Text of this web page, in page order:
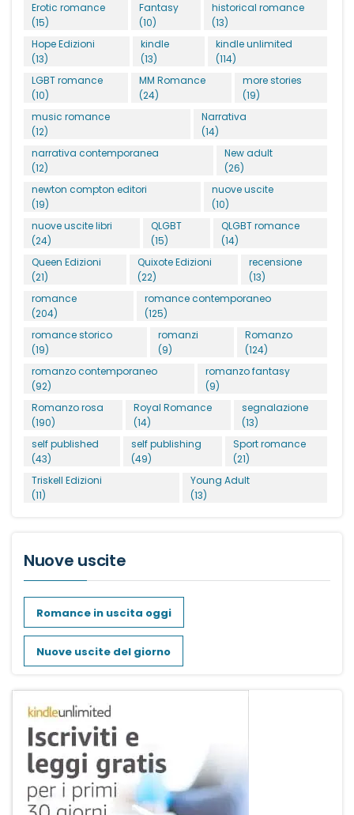
Erotic romance
(15)
Fantasy
(10)
historical romance
(13)
Hope Edizioni
(13)
kindle
(13)
kindle unlimited
(114)
LGBT romance
(10)
MM Romance
(24)
more stories
(19)
music romance
(12)
Narrativa
(14)
narrativa contemporanea
(12)
New adult
(26)
newton compton editori
(19)
nuove uscite
(10)
nuove uscite libri
(24)
QLGBT
(15)
QLGBT romance
(14)
Queen Edizioni
(21)
Quixote Edizioni
(22)
recensione
(13)
romance
(204)
romance contemporaneo
(125)
romance storico
(19)
romanzi
(9)
Romanzo
(124)
romanzo contemporaneo
(92)
romanzo fantasy
(9)
Romanzo rosa
(190)
Royal Romance
(14)
segnalazione
(13)
self published
(43)
self publishing
(49)
Sport romance
(21)
Triskell Edizioni
(11)
Young Adult
(13)
Nuove uscite
Romance in uscita oggi
Nuove uscite del giorno